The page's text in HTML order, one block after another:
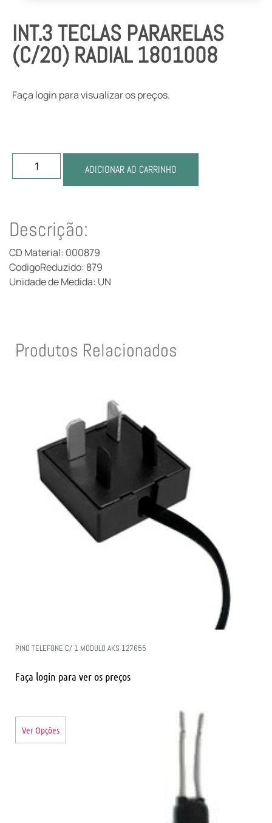
INT.3 TECLAS PARARELAS
(C/20) RADIAL 1801008
Faça login para visualizar os preços.
ADICIONAR AO CARRINHO
Descrição:
CD Material: 000879
CodigoReduzido: 879
Unidade de Medida: UN
Produtos Relacionados
PINO TELEFONE C/ 1 MODULO AKS 127655
Faça login para ver os preços
Ver Opções